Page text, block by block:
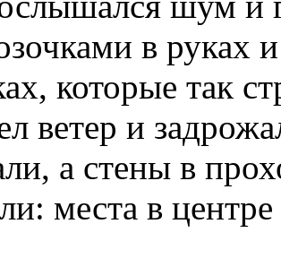
в руках
которые так
ветер и
а стены в
места в